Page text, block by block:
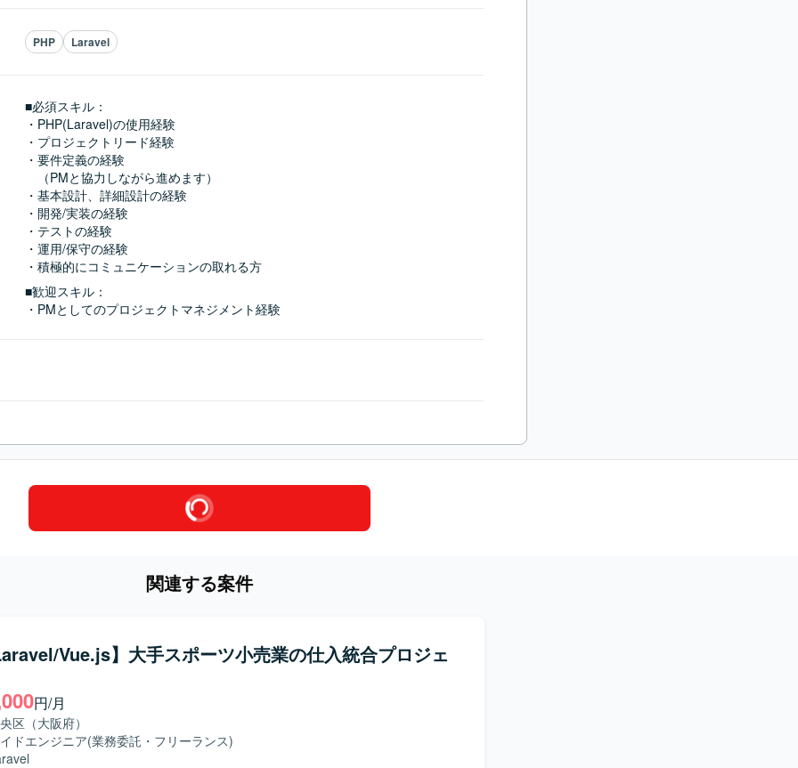
PHP Laravel
■必須スキル：
・PHP(Laravel)の使用経験
・プロジェクトリード経験
・要件定義の経験
（PMと協力しながら進めます）
・基本設計、詳細設計の経験
・開発/実装の経験
・テストの経験
・運用/保守の経験
・積極的にコミュニケーションの取れる方
■歓迎スキル：
・PMとしてのプロジェクトマネジメント経験
関連する案件
Vue.js】大手スポーツ小売業の仕入統合プロジェ
円/月
区（大阪府）
ドエンジニア(業務委託・フリーランス)